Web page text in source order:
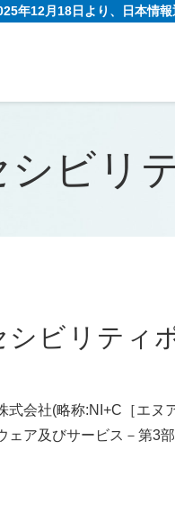
年12月18日より、日本情
ビリ
シビリティ
式会社(略称:NI+C［エ
ェア及びサービス－第3